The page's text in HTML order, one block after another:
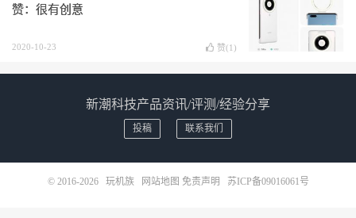
赞：很有创意
2020-10-23 赞(1 )
新潮科技产品资讯/评测/经验分享
投稿 联系我们
© 2016-2026 玩机族 网站地图 免责声明 苏ICP备09016061号